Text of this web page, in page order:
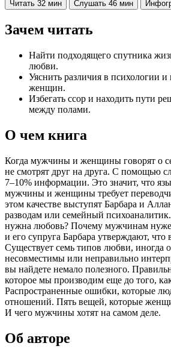
Читать 32 мин Слушать 46 мин
Зачем читать
Найти подходящего спутника
любви.
Уяснить различия в психологии
женщин.
Избегать ссор и находить пути
между полами.
О чем книга
Когда мужчины и женщины говорят о
не смотрят друг на друга. С помощью
7–10% информации. Это значит, что
мужчины и женщины требует
этом качестве выступят Барбара и
разводам или семейный
нужна любовь? Почему мужчинам
и его супруга Барбара утверждают, что
Существует семь типов любви, иногда
несовместимы или неправильно
вы найдете немало полезного.
которое мы производим еще до того,
Распространенные ошибки, которые
отношений. Пять вещей, которые
И чего мужчины хотят на самом деле.
Об авторе